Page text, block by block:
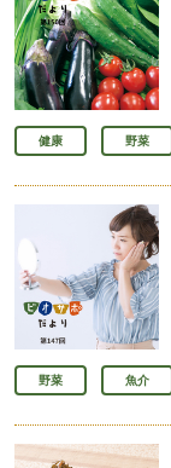
健康 野菜
野菜 魚介